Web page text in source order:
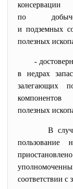
по
и подземных
полезных
-
в недрах
залегающих
компонентов
полезных
В
пользование
соответствии с